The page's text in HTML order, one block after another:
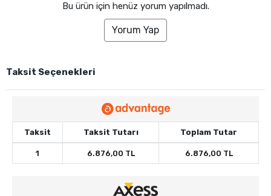
Bu ürün için henüz yorum yapılmadı.
Yorum Yap
Taksit Seçenekleri
Taksit Taksit Tutarı Toplam Tutar
1 6.876,00 TL 6.876,00 TL